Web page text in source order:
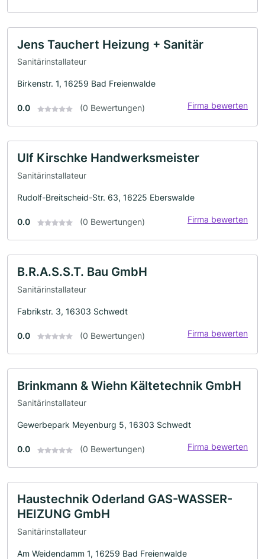
Jens Tauchert Heizung + Sanitär
Sanitärinstallateur
Birkenstr. 1, 16259 Bad Freienwalde
0.0 (0 Bewertungen) Firma bewerten
Ulf Kirschke Handwerksmeister
Sanitärinstallateur
Rudolf-Breitscheid-Str. 63, 16225 Eberswalde
0.0 (0 Bewertungen) Firma bewerten
B.R.A.S.S.T. Bau GmbH
Sanitärinstallateur
Fabrikstr. 3, 16303 Schwedt
0.0 (0 Bewertungen) Firma bewerten
Brinkmann & Wiehn Kältetechnik GmbH
Sanitärinstallateur
Gewerbepark Meyenburg 5, 16303 Schwedt
0.0 (0 Bewertungen) Firma bewerten
Haustechnik Oderland GAS-WASSER-
HEIZUNG GmbH
Sanitärinstallateur
Am Weidendamm 1, 16259 Bad Freienwalde